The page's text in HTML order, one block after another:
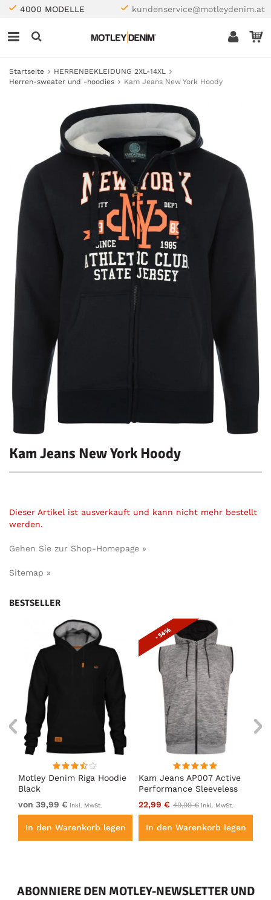
4000 MODELLE kundenservice@motleydenim.at
Startseite
HERRENBEKLEIDUNG 2XL-14XL
Herren-sweater und -hoodies
Kam Jeans New York Hoody
Kam Jeans New York Hoody
Dieser Artikel ist ausverkauft und kann nicht mehr bestellt
werden.
Gehen Sie zur Shop-Homepage »
Sitemap »
BESTSELLER
Motley Denim Riga Hoodie
Black
von 39,99 € inkl. MwSt.
In den Warenkorb legen
Kam Jeans AP007 Active
Performance Sleeveless
Hoody Grey
- 54%
22,99 € 49,99 € inkl. MwSt.
In den Warenkorb legen
ABONNIERE DEN MOTLEY-NEWSLETTER UND